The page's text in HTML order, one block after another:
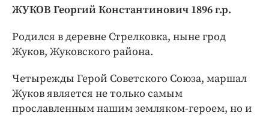
ЖУКОВ Георгий Константинович 1896 г.р.
Родился в деревне Стрелковка, ныне грод
Жуков, Жуковского района.
Четырежды Герой Советского Союза, маршал
Жуков является не только самым
прославленным нашим земляком-героем, но и